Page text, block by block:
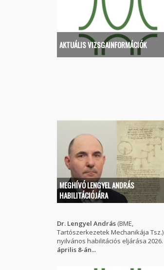
AKTUÁLIS VIZSGAINFORMÁCIÓK
MEGHÍVÓ LENGYEL ANDRÁS
HABILITÁCIÓJÁRA
Dr. Lengyel András (BME,
Tartószerkezetek Mechanikája Tsz.)
nyilvános habilitációs eljárása 2026.
április 8-án...